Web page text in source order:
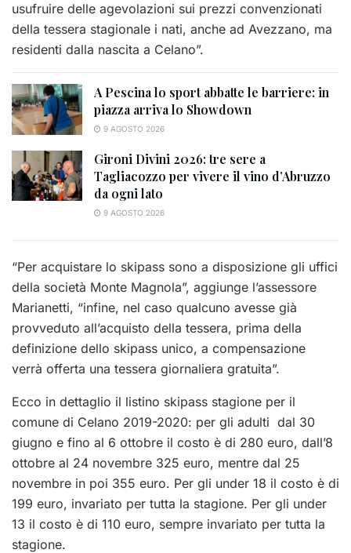
usufruire delle agevolazioni sui prezzi convenzionati
della tessera stagionale i nati, anche ad Avezzano, ma
residenti dalla nascita a Celano”.
A Pescina lo sport abbatte le barriere: in
piazza arriva lo Showdown
9 AGOSTO 2026
Gironi Divini 2026: tre sere a
Tagliacozzo per vivere il vino d’Abruzzo
da ogni lato
9 AGOSTO 2026
“Per acquistare lo skipass sono a disposizione gli uffici
della società Monte Magnola”, aggiunge l’assessore
Marianetti, “infine, nel caso qualcuno avesse già
provveduto all’acquisto della tessera, prima della
definizione dello skipass unico, a compensazione
verrà offerta una tessera giornaliera gratuita”.
Ecco in dettaglio il listino skipass stagione per il
comune di Celano 2019-2020: per gli adulti dal 30
giugno e fino al 6 ottobre il costo è di 280 euro, dall’8
ottobre al 24 novembre 325 euro, mentre dal 25
novembre in poi 355 euro. Per gli under 18 il costo è di
199 euro, invariato per tutta la stagione. Per gli under
13 il costo è di 110 euro, sempre invariato per tutta la
stagione.